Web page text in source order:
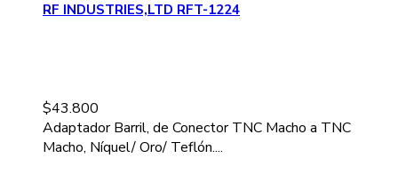
RF INDUSTRIES,LTD RFT-1224
$43.800
Adaptador Barril, de Conector TNC Macho a TNC
Macho, Níquel/ Oro/ Teflón....